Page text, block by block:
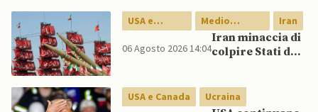
USA e
Canada
Medio
Oriente
Iran
06 Agosto 2026 14:04
Iran minaccia di
colpire Stati del
USA e Canada Ucraina